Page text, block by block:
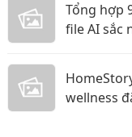
Tổng hợp
file AI sắc
wellness